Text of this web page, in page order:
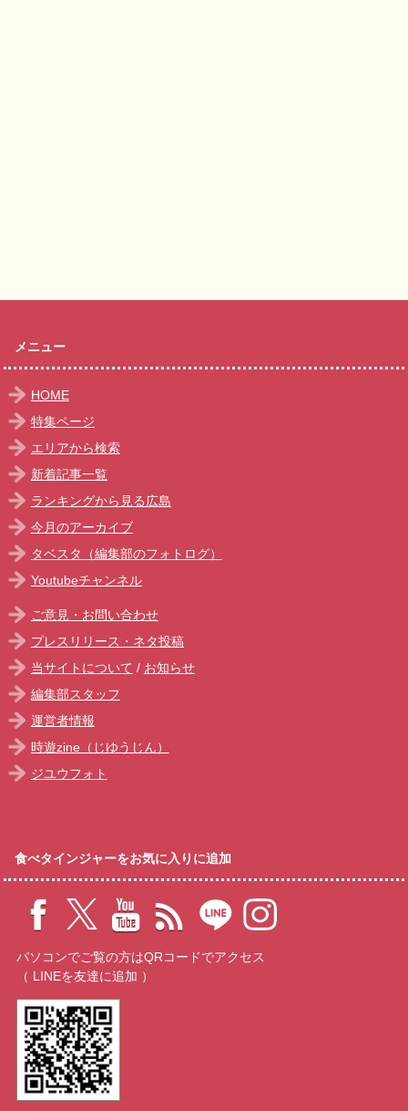
メニュー
HOME
特集ページ
エリアから検索
新着記事一覧
ランキングから見る広島
今月のアーカイブ
タベスタ（編集部のフォトログ）
Youtubeチャンネル
ご意見・お問い合わせ
プレスリリース・ネタ投稿
当サイトについて / お知らせ
編集部スタッフ
運営者情報
時遊zine（じゆうじん）
ジユウフォト
食べタインジャーをお気に入りに追加
パソコンでご覧の方はQRコードでアクセス
（ LINEを友達に追加 ）